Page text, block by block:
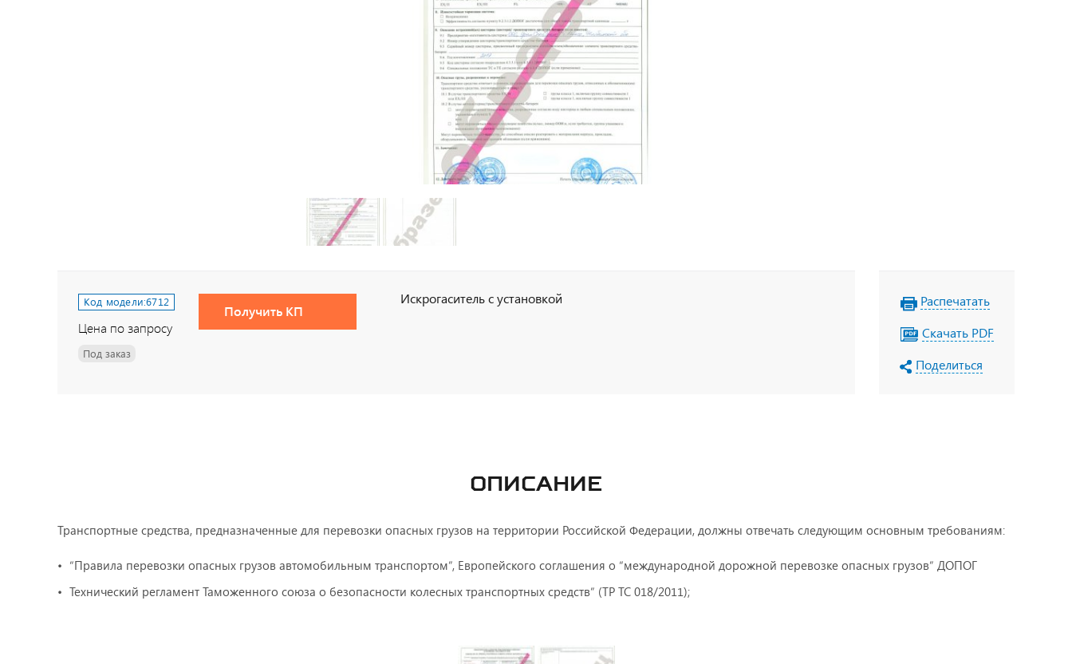
Код модели:6712
Цена по запросу
Под заказ
Получить КП
Искрогаситель с установкой
Распечатать
Скачать PDF
Поделиться
ОПИСАНИЕ
Транспортные средства, предназначенные для перевозки опасных грузов на территории Российской Федерации, должны отвечать следующим основным требованиям:
“Правила перевозки опасных грузов автомобильным транспортом”, Европейского соглашения о “международной дорожной перевозке опасных грузов” ДОПОГ
Технический регламент Таможенного союза о безопасности колесных транспортных средств” (ТР ТС 018/2011);